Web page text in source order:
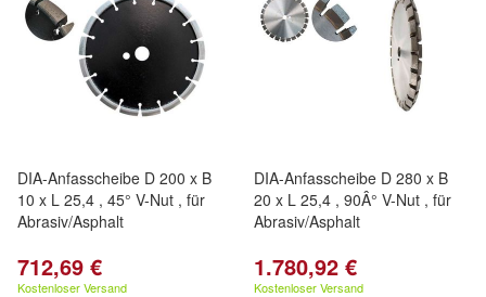
DIA-Anfasscheibe D 200 x B
10 x L 25,4 , 45° V-Nut , für
Abrasiv/Asphalt
712,69 €
Kostenloser Versand
DIA-Anfasscheibe D 280 x B
20 x L 25,4 , 90Â° V-Nut , für
Abrasiv/Asphalt
1.780,92 €
Kostenloser Versand